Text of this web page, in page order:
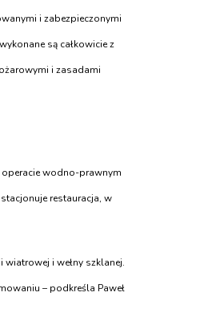
i zabezpieczonymi
są całkowicie z
i zasadami
wodno-prawnym
restauracja, w
i wełny szklanej.
– podkreśla Paweł